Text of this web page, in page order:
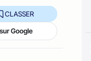
CLASSER
Google